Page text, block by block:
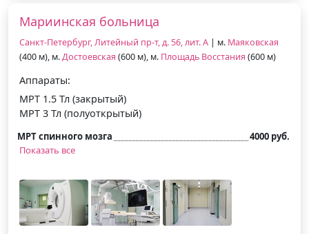
Мариинская больница
Санкт-Петербург, Литейный пр-т, д. 56, лит. А | м. Маяковская
(400 м), м.Достоевская (600 м), м. Площадь Восстания (600 м)
Аппараты:
МРТ 1.5 Тл (закрытый)
МРТ 3 Тл (полуоткрытый)
МРТ спинного мозга
4000 руб.
Показать все